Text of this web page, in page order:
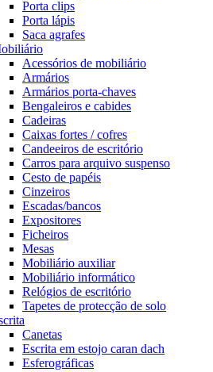
Porta clips
Porta lápis
Saca agrafes
Acessórios de mobiliário
Armários
Armários porta-chaves
Bengaleiros e cabides
Cadeiras
Caixas fortes / cofres
Candeeiros de escritório
Carros para arquivo suspenso
Cesto de papéis
Cinzeiros
Escadas/bancos
Expositores
Ficheiros
Mesas
Mobiliário auxiliar
Mobiliário informático
Relógios de escritório
Tapetes de protecção de solo
Canetas
Escrita em estojo caran dach
Esferográficas